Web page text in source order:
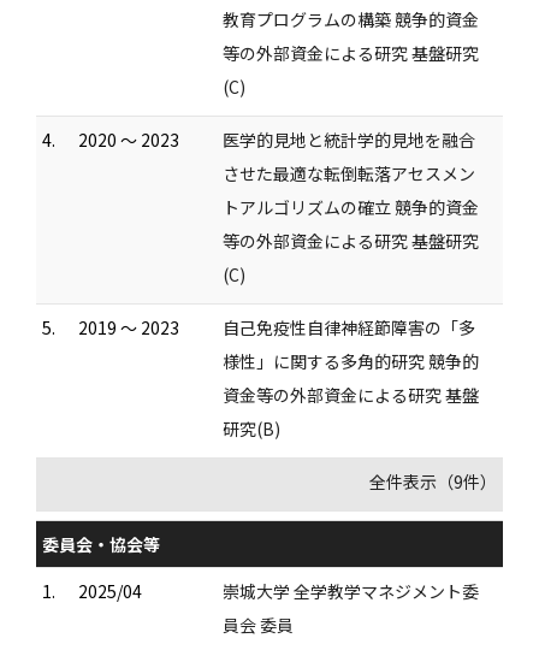
教育プログラムの構築 競争的資金
等の外部資金による研究 基盤研究
(C)
4. 2020 ～ 2023
医学的見地と統計学的見地を融合
させた最適な転倒転落アセスメン
トアルゴリズムの確立 競争的資金
等の外部資金による研究 基盤研究
(C)
5. 2019 ～ 2023
自己免疫性自律神経節障害の「多
様性」に関する多角的研究 競争的
資金等の外部資金による研究 基盤
研究(B)
全件表示（9件）
委員会・協会等
1.
2025/04
崇城大学 全学教学マネジメント委
員会 委員